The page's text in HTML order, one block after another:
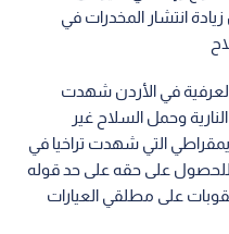
انتشار المخدرات في
العرفية في الأردن شهدت
وحمل السلاح غير
التي شهدت تراخيا في
على حقه على حد قوله
على مطلقي العيارات